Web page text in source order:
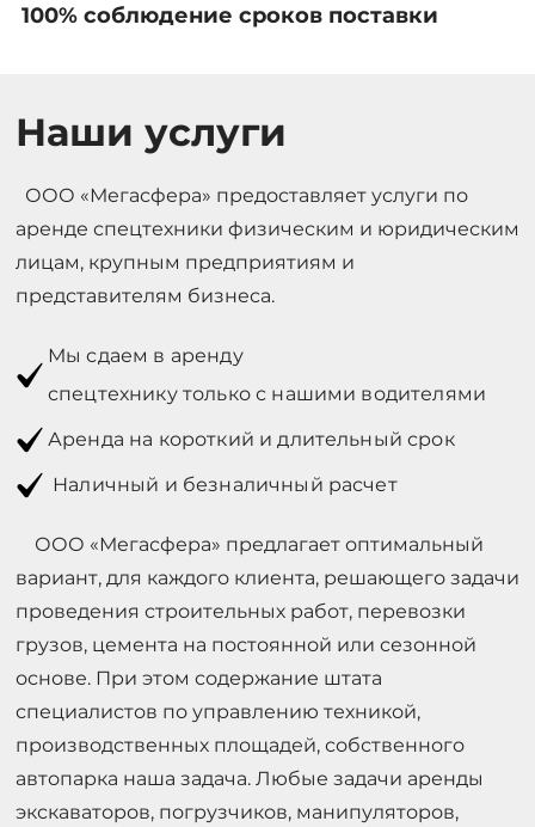
100% соблюдение сроков поставки
Наши услуги
ООО «Мегасфера» предоставляет услуги по
аренде спецтехники физическим и юридическим
лицам, крупным предприятиям и
представителям бизнеса.
Мы сдаем в аренду
спецтехнику только с нашими водителями
Аренда на короткий и длительный срок
Наличный и безналичный расчет
ООО «Мегасфера» предлагает оптимальный
вариант, для каждого клиента, решающего задачи
проведения строительных работ, перевозки
грузов, цемента на постоянной или сезонной
основе. При этом содержание штата
специалистов по управлению техникой,
производственных площадей, собственного
автопарка наша задача. Любые задачи аренды
экскаваторов, погрузчиков, манипуляторов,